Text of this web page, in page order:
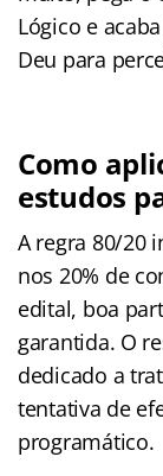
Lógico e
Deu para
Como
estudos
A regra 80/20
nos 20% de
edital, boa
garantida. O
dedicado a
tentativa de
programático.